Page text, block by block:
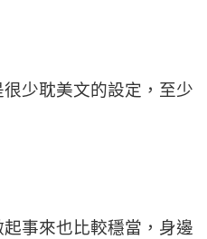
少耽美文的設定，至少
事來也比較穩當，身邊